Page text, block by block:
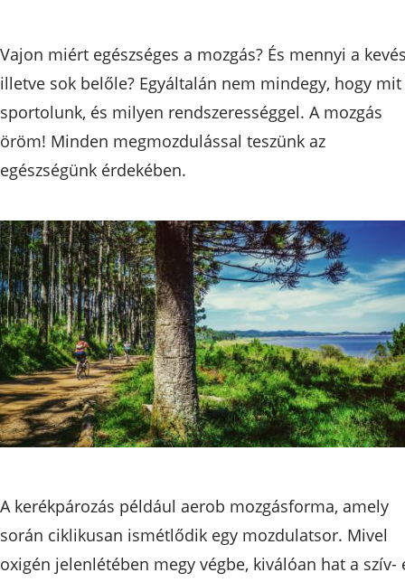
Vajon miért egészséges a mozgás? És mennyi a
illetve sok belőle? Egyáltalán nem mindegy, hogy mit
sportolunk, és milyen rendszerességgel. A mozgás
öröm! Minden megmozdulással teszünk az
egészségünk érdekében.
A kerékpározás például aerob mozgásforma, amely
során ciklikusan ismétlődik egy mozdulatsor. Mivel
oxigén jelenlétében megy végbe, kiválóan hat a szív-